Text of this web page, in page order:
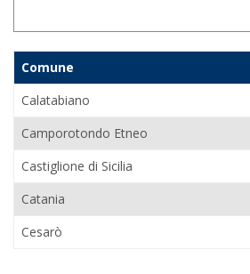
Comune
Calatabiano
Camporotondo Etneo
Castiglione di Sicilia
Catania
Cesarò